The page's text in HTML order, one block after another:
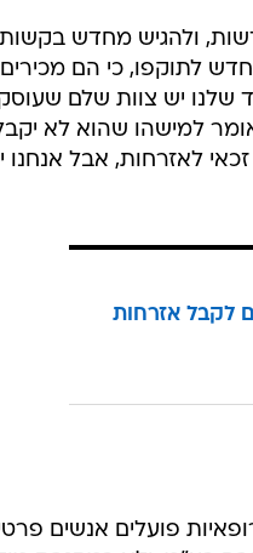
ולהגיש מחדש בקשות
לתוקפו, כי הם מכירים
שלנו יש צוות שלם
למישהו שהוא לא
לאזרחות, אבל אנחנו
לקבל אזרחות
פועלים אנשים